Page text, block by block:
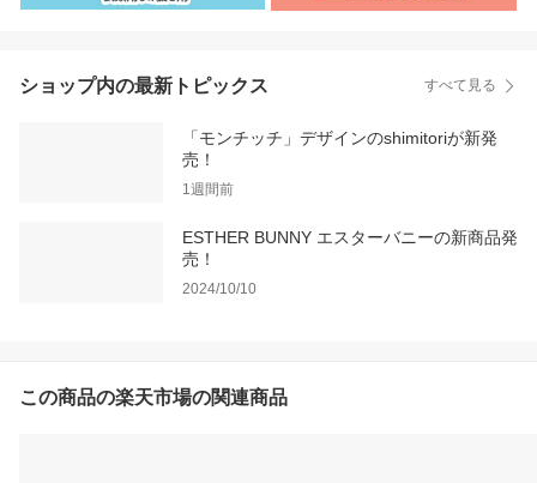
ショップ内の最新トピックス すべて見る
「モンチッチ」デザインのshimitoriが新発
売！
1週間前
ESTHER BUNNY エスターバニーの新商品発
売！
2024/10/10
この商品の楽天市場の関連商品